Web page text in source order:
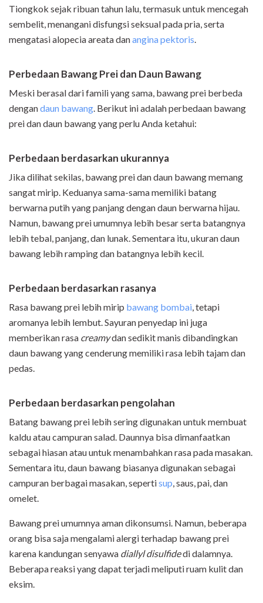
Tiongkok sejak ribuan tahun lalu, termasuk untuk mencegah
sembelit, menangani disfungsi seksual pada pria, serta
mengatasi alopecia areata danangina pektoris.
Perbedaan Bawang Prei dan Daun Bawang
Meski berasal dari famili yang sama, bawang prei berbeda
dengandaun bawang. Berikut ini adalah perbedaan bawang
prei dan daun bawang yang perlu Anda ketahui:
Perbedaan berdasarkan ukurannya
Jika dilihat sekilas, bawang prei dan daun bawang memang
sangat mirip. Keduanya sama-sama memiliki batang
berwarna putih yang panjang dengan daun berwarna hijau.
Namun, bawang prei umumnya lebih besar serta batangnya
lebih tebal, panjang, dan lunak. Sementara itu, ukuran daun
bawang lebih ramping dan batangnya lebih kecil.
Perbedaan berdasarkan rasanya
Rasa bawang prei lebih mirip bawang bombai, tetapi
aromanya lebih lembut. Sayuran penyedap ini juga
memberikan rasa creamydan sedikit manis dibandingkan
daun bawang yang cenderung memiliki rasa lebih tajam dan
pedas.
Perbedaan berdasarkan pengolahan
Batang bawang prei lebih sering digunakan untuk membuat
kaldu atau campuran salad. Daunnya bisa dimanfaatkan
sebagai hiasan atau untuk menambahkan rasa pada masakan.
Sementara itu, daun bawang biasanya digunakan sebagai
campuran berbagai masakan, sepertisup, saus, pai, dan
omelet.
Bawang prei umumnya aman dikonsumsi. Namun, beberapa
orang bisa saja mengalami alergi terhadap bawang prei
karena kandungan senyawa diallyl disulfidedi dalamnya.
Beberapa reaksi yang dapat terjadi meliputi ruam kulit dan
eksim.